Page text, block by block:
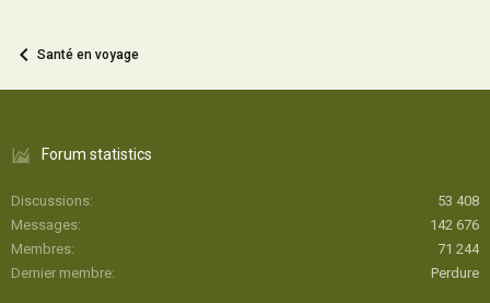
Santé en voyage
Forum statistics
Discussions
53 408
Messages
142 676
Membres
71 244
Dernier membre
Perdure